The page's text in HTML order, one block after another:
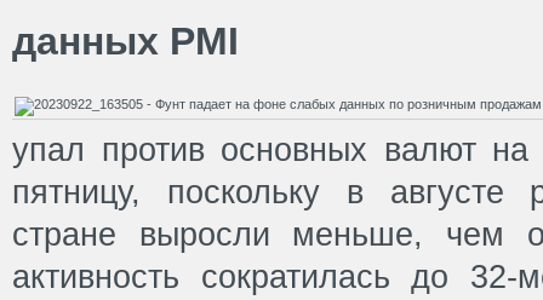
данных PMI
упал против основных валют на
пятницу, поскольку в
стране выросли меньше, чем
активность сократилась до